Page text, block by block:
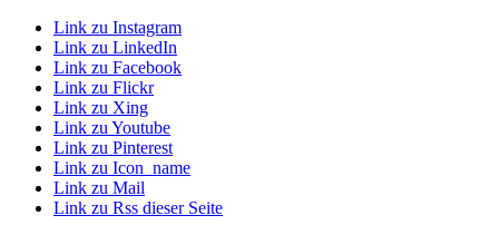
Link zu Instagram
Link zu LinkedIn
Link zu Facebook
Link zu Flickr
Link zu Xing
Link zu Youtube
Link zu Pinterest
Link zu Icon_name
Link zu Mail
Link zu Rss dieser Seite